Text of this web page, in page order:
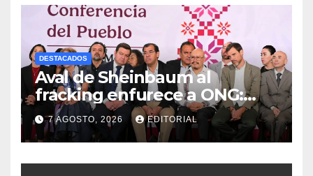
DESTACADOS
Aval de Sheinbaum al
fracking enfurece a ONG:
“Buscaban cómo usarlo con
menos culpa”
7 AGOSTO, 2026 EDITORIAL